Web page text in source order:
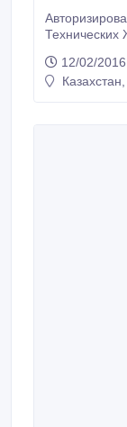
Технических
продаже
как: Hyunday Xteer, Castrol, Mobil
12/02/